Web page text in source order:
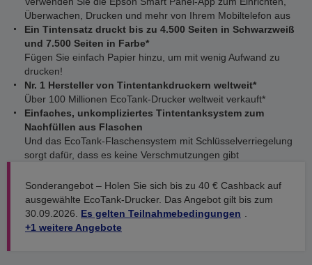
Überwachen, Drucken und mehr von Ihrem Mobiltelefon aus
Ein Tintensatz druckt bis zu 4.500 Seiten in Schwarzweiß
und 7.500 Seiten in Farbe*
Fügen Sie einfach Papier hinzu, um mit wenig Aufwand zu
drucken!
Nr. 1 Hersteller von Tintentankdruckern weltweit*
Über 100 Millionen EcoTank-Drucker weltweit verkauft*
Einfaches, unkompliziertes Tintentanksystem zum
Nachfüllen aus Flaschen
Und das EcoTank-Flaschensystem mit Schlüsselverriegelung
sorgt dafür, dass es keine Verschmutzungen gibt
Sonderangebot – Holen Sie sich bis zu 40 € Cashback auf
ausgewählte EcoTank-Drucker. Das Angebot gilt bis zum
30.09.2026. Es gelten Teilnahmebedingungen
+1 weitere Angebote